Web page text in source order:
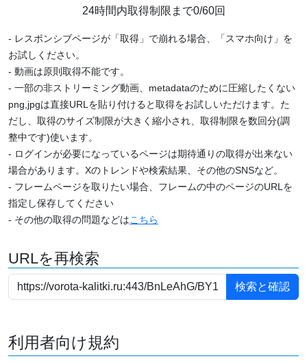
24時間内取得制限まで0/60回
- レスポンシブページが「取得」で崩れる場合、「スマホ向け」を
お試しください。
- 動画は原則取得不能です。
- 一部の非ストリーミング動画、metadataのために圧縮したくない
png,jpgは直接URLを貼り付けると取得をお試しいただけます。た
だし、取得のサイズ制限が大きく縮小され、取得制限を数回分(調
整中です)使います。
- ログインが必要になっているページは期待通りの取得が出来ない
場合があります。Xのトレンドや検索結果、その他のSNSなど。
- フレームページを取りたい場合、フレームの中のページのURLを
指定し保存してください
- その他の取得の問題などはこちら
URLを再検索
利用者向け規約